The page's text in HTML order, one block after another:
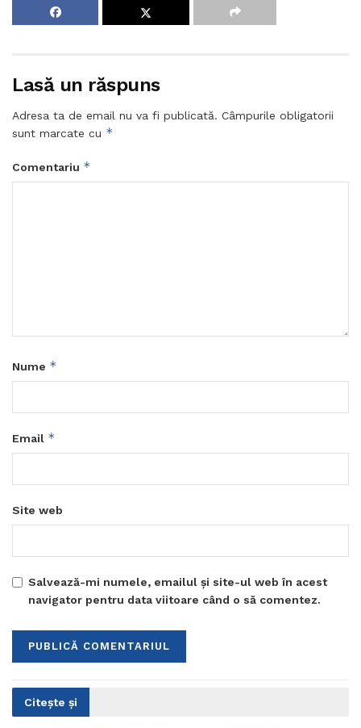
Lasă un răspuns
Adresa ta de email nu va fi publicată. Câmpurile obligatorii
sunt marcate cu *
Comentariu *
Nume *
Email *
Site web
Salvează-mi numele, emailul și site-ul web în acest
navigator pentru data viitoare când o să comentez.
Citește și